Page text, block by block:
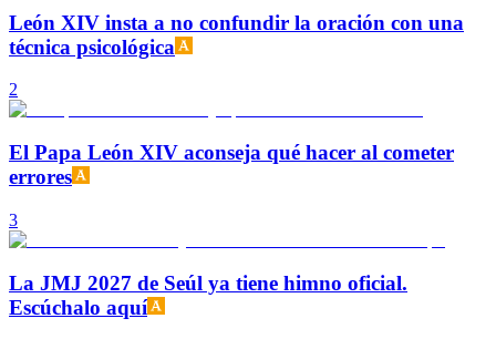
León XIV insta a no confundir la oración con una
técnica psicológica
2
El Papa León XIV aconseja qué hacer al cometer
errores
3
La JMJ 2027 de Seúl ya tiene himno oficial.
Escúchalo aquí